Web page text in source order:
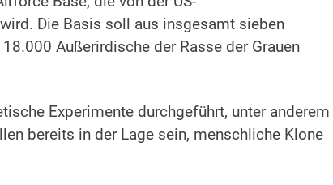
Die Basis soll aus insgesamt sieben
Außerirdische der Rasse der Grauen
Experimente durchgeführt, unter anderem
bereits in der Lage sein, menschliche Klone